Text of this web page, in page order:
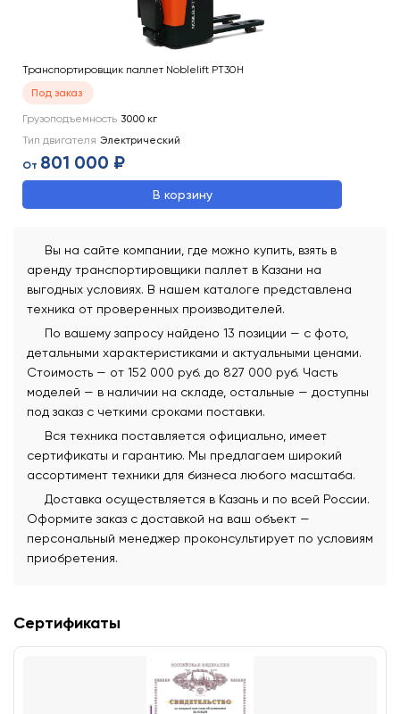
Транспортировщик паллет Noblelift PT30H
Под заказ
Грузоподъемность 3000 кг
Тип двигателя Электрический
От 801 000 ₽
В корзину
Вы на сайте компании, где можно купить, взять в
аренду транспортировщики паллет в Казани на
выгодных условиях. В нашем каталоге представлена
техника от проверенных производителей.
По вашему запросу найдено 13 позиции — с фото,
детальными характеристиками и актуальными ценами.
Стоимость — от 152 000 руб. до 827 000 руб. Часть
моделей — в наличии на складе, остальные — доступны
под заказ с четкими сроками поставки.
Вся техника поставляется официально, имеет
сертификаты и гарантию. Мы предлагаем широкий
ассортимент техники для бизнеса любого масштаба.
Доставка осуществляется в Казань и по всей России.
Оформите заказ с доставкой на ваш объект —
персональный менеджер проконсультирует по условиям
приобретения.
Сертификаты